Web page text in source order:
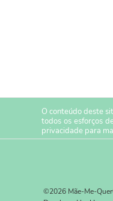
O conteúdo deste
todos os esforços
privacidade para
©2026 Mãe-Me-